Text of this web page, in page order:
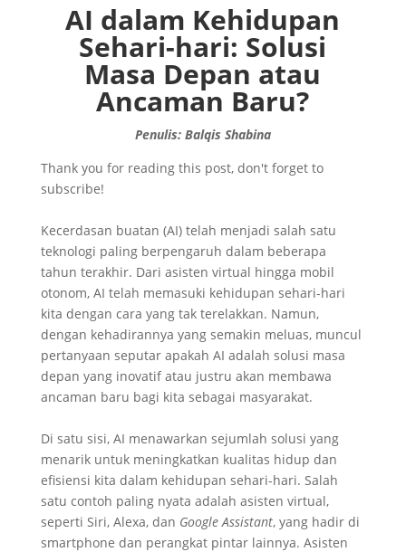
AI dalam Kehidupan
Sehari-hari: Solusi
Masa Depan atau
Ancaman Baru?
Penulis: Balqis Shabina
Thank you for reading this post, don't forget to
subscribe!
Kecerdasan buatan (AI) telah menjadi salah satu
teknologi paling berpengaruh dalam beberapa
tahun terakhir. Dari asisten virtual hingga mobil
otonom, AI telah memasuki kehidupan sehari-hari
kita dengan cara yang tak terelakkan. Namun,
dengan kehadirannya yang semakin meluas, muncul
pertanyaan seputar apakah AI adalah solusi masa
depan yang inovatif atau justru akan membawa
ancaman baru bagi kita sebagai masyarakat.
Di satu sisi, AI menawarkan sejumlah solusi yang
menarik untuk meningkatkan kualitas hidup dan
efisiensi kita dalam kehidupan sehari-hari. Salah
satu contoh paling nyata adalah asisten virtual,
seperti Siri, Alexa, dan Google Assistant, yang hadir di
smartphone dan perangkat pintar lainnya. Asisten